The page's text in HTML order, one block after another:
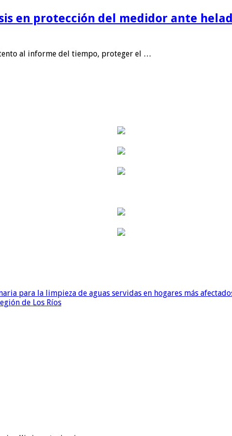
en protección del medidor ante
al informe del tiempo, proteger el …
para la limpieza de aguas servidas en hogares más
de Los Ríos